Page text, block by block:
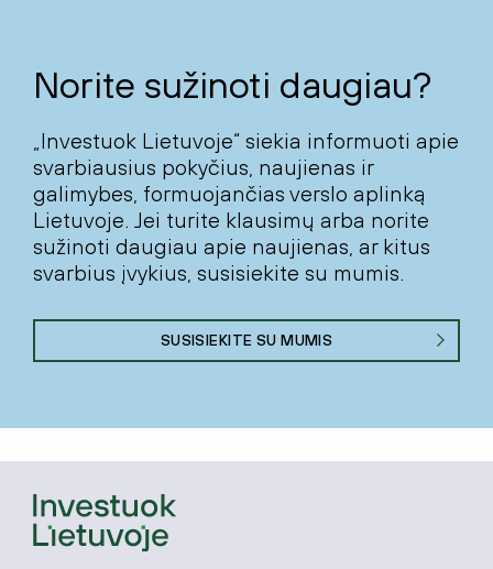
Norite sužinoti daugiau?
„Investuok Lietuvoje“ siekia informuoti apie
svarbiausius pokyčius, naujienas ir
galimybes, formuojančias verslo aplinką
Lietuvoje. Jei turite klausimų arba norite
sužinoti daugiau apie naujienas, ar kitus
svarbius įvykius, susisiekite su mumis.
SUSISIEKITE SU MUMIS